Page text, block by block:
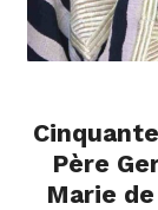
Père
Marie